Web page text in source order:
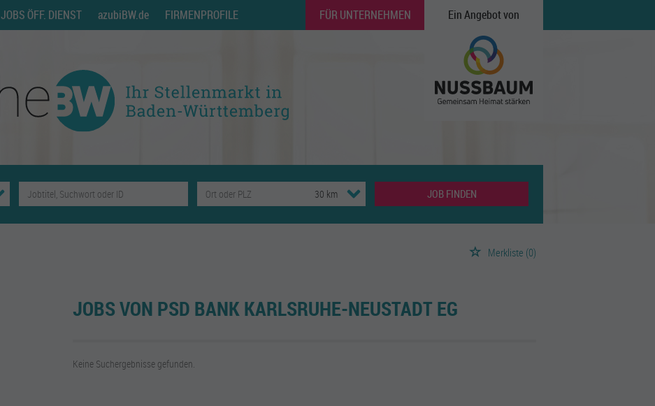
JOBS ÖFF. DIENST azubiBW.de FIRMENPROFILE FÜR UNTERNEHMEN Ein Angebot von
JOB FINDEN
Merkliste (0)
JOBS VON PSD BANK KARLSRUHE-NEUSTADT EG
Keine Suchergebnisse gefunden.